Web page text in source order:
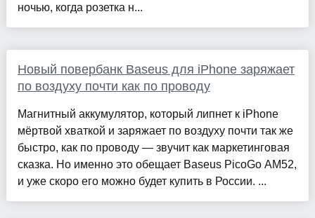
ночью, когда розетка н...
Новый повербанк Baseus для iPhone заряжает
по воздуху почти как по проводу
Магнитный аккумулятор, который липнет к iPhone
мёртвой хваткой и заряжает по воздуху почти так же
быстро, как по проводу — звучит как маркетинговая
сказка. Но именно это обещает Baseus PicoGo AM52,
и уже скоро его можно будет купить в России. ...